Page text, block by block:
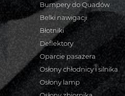
Bumpery do Quadów
Belki nawigacji
Błotniki
Deflektory
Oparcie pasażera
Osłony chłodnicy i silnika
Osłony lamp